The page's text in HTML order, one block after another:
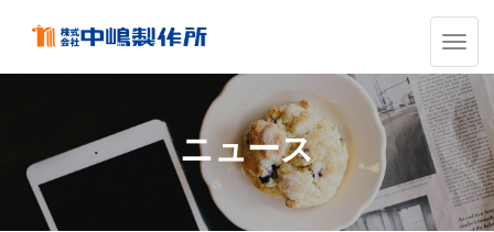
ナ
ビ
ゲ
ー
シ
ョ
ン
の
切
ニュース